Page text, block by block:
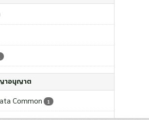
อนุญาต
Common 1